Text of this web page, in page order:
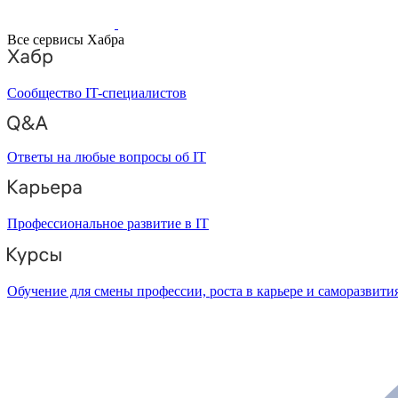
Все сервисы Хабра
Сообщество IT-специалистов
Ответы на любые вопросы об IT
Профессиональное развитие в IT
Обучение для смены профессии, роста в карьере и